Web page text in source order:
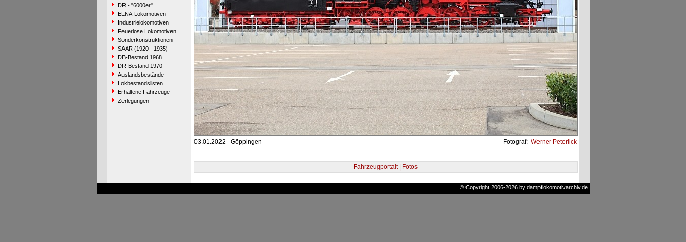
DR - "6000er"
ELNA-Lokomotiven
Industrielokomotiven
Feuerlose Lokomotiven
Sonderkonstruktionen
SAAR (1920 - 1935)
DB-Bestand 1968
DR-Bestand 1970
Auslandsbestände
Lokbestandslisten
Erhaltene Fahrzeuge
Zerlegungen
03.01.2022 - Göppingen Fotograf: Werner Peterlick
Fahrzeugportait | Fotos
© Copyright 2006-2026 by dampflokomotivarchiv.de